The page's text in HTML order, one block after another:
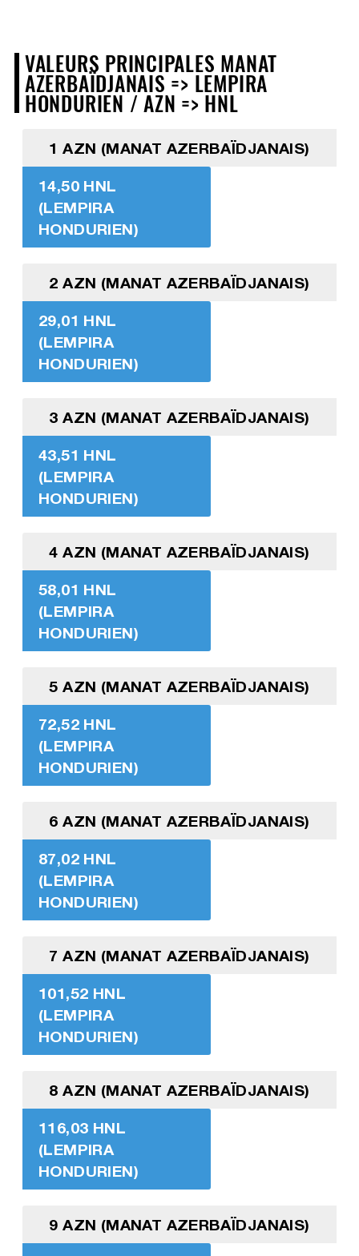
VALEURS PRINCIPALES MANAT
AZERBAÏDJANAIS => LEMPIRA
HONDURIEN / AZN => HNL
1 AZN (MANAT AZERBAÏDJANAIS)
14,50 HNL
(LEMPIRA
HONDURIEN)
2 AZN (MANAT AZERBAÏDJANAIS)
29,01 HNL
(LEMPIRA
HONDURIEN)
3 AZN (MANAT AZERBAÏDJANAIS)
43,51 HNL
(LEMPIRA
HONDURIEN)
4 AZN (MANAT AZERBAÏDJANAIS)
58,01 HNL
(LEMPIRA
HONDURIEN)
5 AZN (MANAT AZERBAÏDJANAIS)
72,52 HNL
(LEMPIRA
HONDURIEN)
6 AZN (MANAT AZERBAÏDJANAIS)
87,02 HNL
(LEMPIRA
HONDURIEN)
7 AZN (MANAT AZERBAÏDJANAIS)
101,52 HNL
(LEMPIRA
HONDURIEN)
8 AZN (MANAT AZERBAÏDJANAIS)
116,03 HNL
(LEMPIRA
HONDURIEN)
9 AZN (MANAT AZERBAÏDJANAIS)